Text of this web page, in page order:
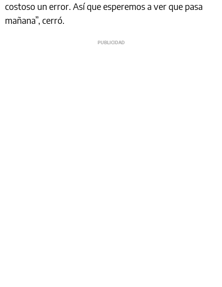
costoso un error. Así que esperemos a ver que pasa
mañana”, cerró.